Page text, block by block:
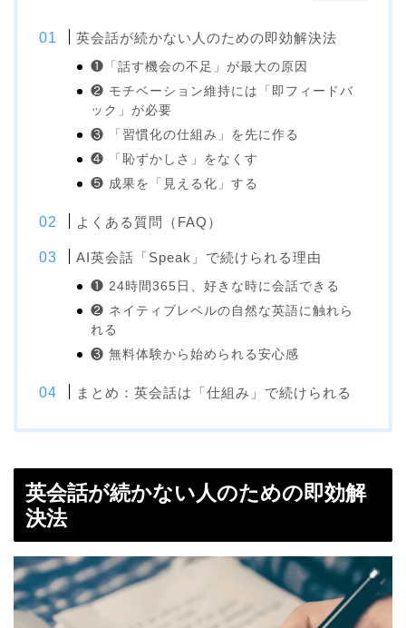
英会話が続かない人のための即効解決法
❶「話す機会の不足」が最大の原因
❷ モチベーション維持には「即フィードバ
ック」が必要
❸ 「習慣化の仕組み」を先に作る
❹ 「恥ずかしさ」をなくす
❺ 成果を「見える化」する
よくある質問（FAQ）
AI英会話「Speak」で続けられる理由
❶ 24時間365日、好きな時に会話できる
❷ ネイティブレベルの自然な英語に触れら
れる
❸ 無料体験から始められる安心感
まとめ：英会話は「仕組み」で続けられる
英会話が続かない人のための即効解
決法